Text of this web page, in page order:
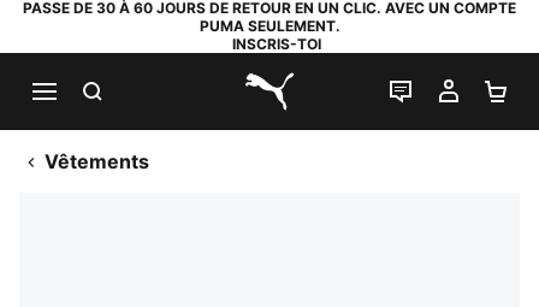
PASSE DE 30 À 60 JOURS DE RETOUR EN UN CLIC. AVEC UN COMPTE
PUMA SEULEMENT.
INSCRIS-TOI
PUMA.com
LIVE CHAT
MON
Vêtements